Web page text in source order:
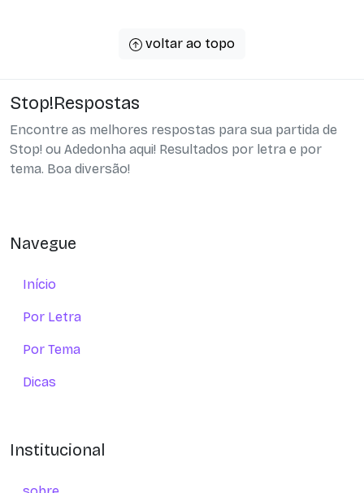
voltar ao topo
Stop!Respostas
Encontre as melhores respostas para sua partida de
Stop! ou Adedonha aqui! Resultados por letra e por
tema. Boa diversão!
Navegue
Início
Por Letra
Por Tema
Dicas
Institucional